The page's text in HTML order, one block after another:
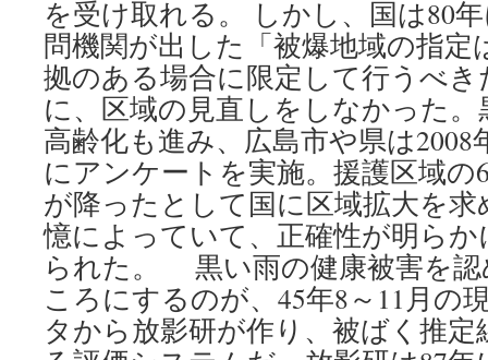
を受け取れる。 しかし、国は80
問機関が出した「被爆地域の指定
拠のある場合に限定して行うべ
に、区域の見直しをしなかった
高齢化も進み、広島市や県は2008
にアンケートを実施。援護区域
が降ったとして国に区域拡大を求
憶によっていて、正確性が明ら
られた。 黒い雨の健康被害を
ころにするのが、45年8～11月の
タから放影研が作り、被ばく推